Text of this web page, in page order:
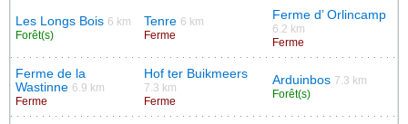
Les Longs Bois 6 km
Forêt(s)
Tenre 6 km
Ferme
Ferme d’ Orlincamp
6.2 km
Ferme
Ferme de la
Wastinne 6.9 km
Ferme
Hof ter Buikmeers
7.3 km
Ferme
Arduinbos 7.3 km
Forêt(s)